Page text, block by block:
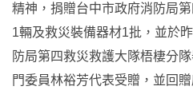
精神，捐贈台中市政府消防局
1輛及救災裝備器材1批，並於
防局第四救災救護大隊梧棲分
門委員林裕芳代表受贈，並回